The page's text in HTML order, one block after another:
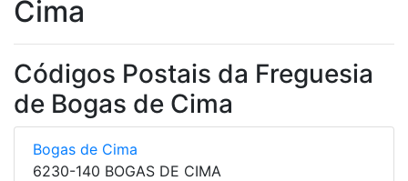
Cima
Códigos Postais da Freguesia
de Bogas de Cima
Bogas de Cima
6230-140 BOGAS DE CIMA